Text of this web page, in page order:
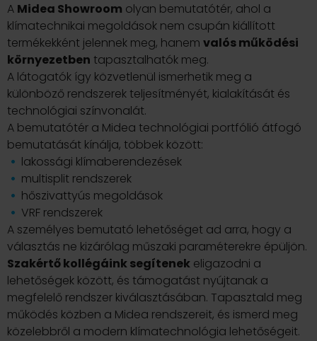
A Midea Showroom olyan bemutatótér, ahol a
klímatechnikai megoldások nem csupán kiállított
termékekként jelennek meg, hanem valós működési
környezetben tapasztalhatók meg.
A látogatók így közvetlenül ismerhetik meg a
különböző rendszerek teljesítményét, kialakítását és
technológiai színvonalát.
A bemutatótér a Midea technológiai portfólió átfogó
bemutatását kínálja, többek között:
lakossági klímaberendezések
multisplit rendszerek
hőszivattyús megoldások
VRF rendszerek
A személyes bemutató lehetőséget ad arra, hogy a
választás ne kizárólag műszaki paraméterekre épüljön.
Szakértő kollégáink segítenek eligazodni a
lehetőségek között, és támogatást nyújtanak a
megfelelő rendszer kiválasztásában. Tapasztald meg
működés közben a Midea rendszereit, és ismerd meg
közelebbről a modern klímatechnológia lehetőségeit.